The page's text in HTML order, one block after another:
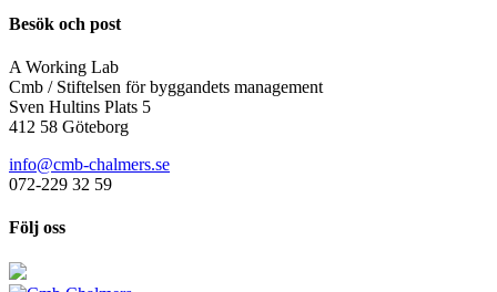
Besök och post
A Working Lab
Cmb / Stiftelsen för byggandets management
Sven Hultins Plats 5
412 58 Göteborg
info@cmb-chalmers.se
072-229 32 59
Följ oss